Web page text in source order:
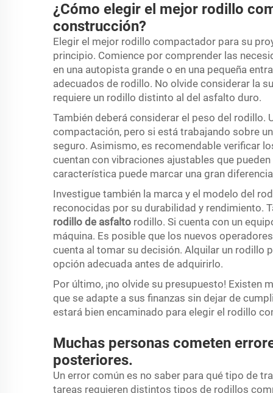
¿Cómo elegir el mejor rodillo
construcción?
Elegir el mejor rodillo compactador para su
principio. Comience por comprender las
en una autopista grande o en una pequeña
adecuados de rodillo. No olvide considerar la
requiere un rodillo distinto al del asfalto duro.
También deberá considerar el peso del rodillo.
compactación, pero si está trabajando sobre
seguro. Asimismo, es recomendable verificar
cuentan con vibraciones ajustables que
característica puede marcar una gran
Investigue también la marca y el modelo del
reconocidas por su durabilidad y rendimiento.
rodillo de asfalto rodillo. Si cuenta con un
máquina. Es posible que los nuevos
cuenta al tomar su decisión. Alquilar un
opción adecuada antes de adquirirlo.
Por último, ¡no olvide su presupuesto! Existen
que se adapte a sus finanzas sin dejar de
estará bien encaminado para elegir el rodillo
Muchas personas cometen
posteriores.
Un error común es no saber para qué tipo de
tareas requieren distintos tipos de rodillos